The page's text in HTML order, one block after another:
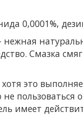
0,0001%,
Смазка
это
не
имеет